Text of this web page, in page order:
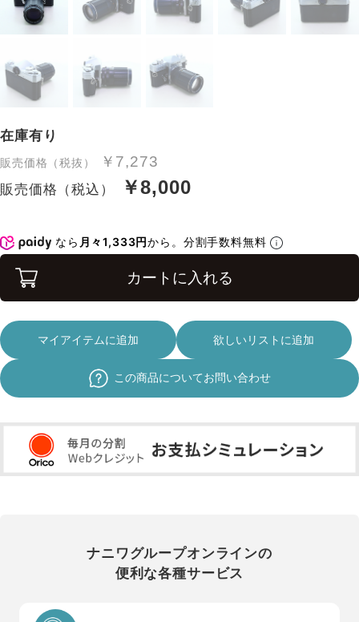
在庫有り
販売価格（税抜） ￥7,273
販売価格（税込） ￥8,000
なら 月々1,333円から。分割手数料無料
カートに入れる
マイアイテムに追加 欲しいリストに追加
この商品についてお問い合わせ
ナニワグループオンラインの
便利な各種サービス